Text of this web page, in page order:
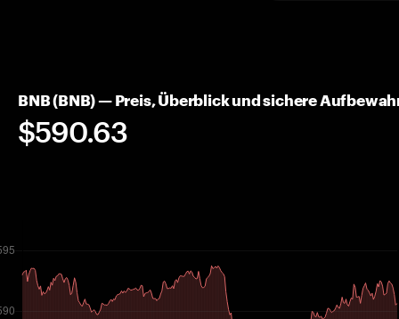
BNB (BNB) — Preis, Überblick und sichere
$590.63